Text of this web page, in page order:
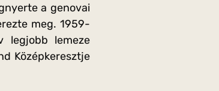
a genovai
meg. 1959-
legjobb lemeze
Középkeresztje